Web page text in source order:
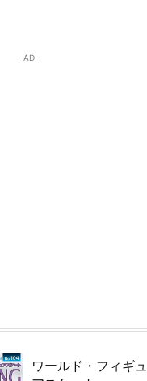
- AD -
ワールド・フィギュ